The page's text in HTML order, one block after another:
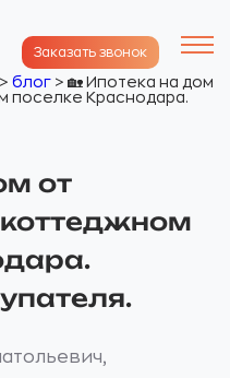
Заказать звонок
> блог > 🏡 Ипотека на дом
поселке Краснодара.
от